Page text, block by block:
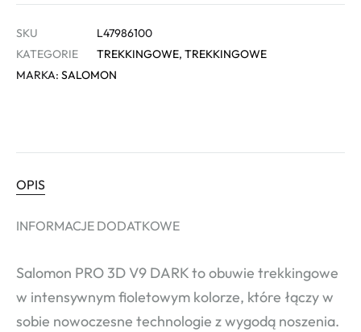
SKU
L47986100
KATEGORIE
TREKKINGOWE, TREKKINGOWE
MARKA: SALOMON
OPIS
INFORMACJE DODATKOWE
Salomon PRO 3D V9 DARK to obuwie trekkingowe
w intensywnym fioletowym kolorze, które łączy w
sobie nowoczesne technologie z wygodą noszenia.